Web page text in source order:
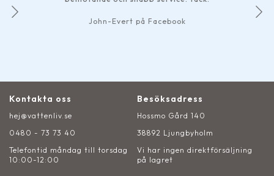
John-Evert på Facebook
Kontakta oss
hej@vattenliv.se
0480 - 73 73 40
Telefontid måndag till torsdag
10:00-12:00
Besöksadress
Hossmo Gård 140
38892 Ljungbyholm
Vi har ingen direktförsäljning
på lagret